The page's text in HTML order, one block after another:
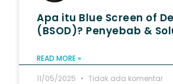
Apa itu Blue Screen of
(BSOD)? Penyebab &
READ MORE »
11/05/2025
Tidak ada komentar